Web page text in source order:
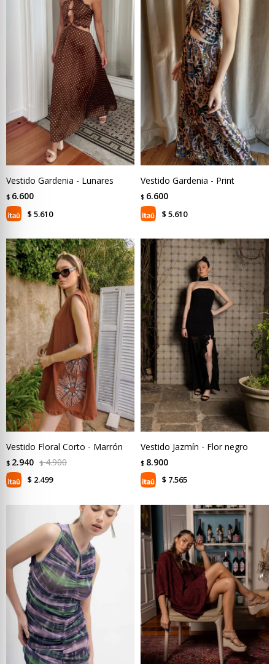
Vestido Gardenia - Lunares
$ 6.600
$ 5.610
Vestido Gardenia - Print
$ 6.600
$ 5.610
Vestido Floral Corto - Marrón
$ 2.940 $ 4.900
$ 2.499
Vestido Jazmín - Flor negro
$ 8.900
$ 7.565